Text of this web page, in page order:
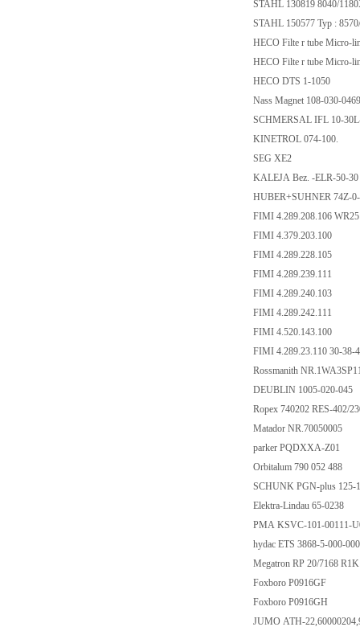
STAHL 130819 8040/
STAHL 150577 Typ :
HECO Filte r tube Micro-
HECO Filte r tube Micro-
HECO DTS 1-1050
Nass Magnet 108-030-
SCHMERSAL IFL 10-
KINETROL 074-100.
SEG XE2
KALEJA Bez. -ELR-50-
HUBER+SUHNER 74Z-
FIMI 4.289.208.106
FIMI 4.379.203.100
FIMI 4.289.228.105
FIMI 4.289.239.111
FIMI 4.289.240.103
FIMI 4.289.242.111
FIMI 4.520.143.100
FIMI 4.289.23.110 30-38-
Rossmanith
DEUBLIN 1005-020-045
Ropex 740202 RES-402/
Matador NR.70050005
parker PQDXXA-Z01
Orbitalum 790 052 488
SCHUNK PGN-plus 125-
Elektra-Lindau 65-0238
PMA KSVC-101-00111-
hydac ETS 3868-5-000-
Megatron RP 20/7168
Foxboro P0916GF
Foxboro P0916GH
JUMO ATH-